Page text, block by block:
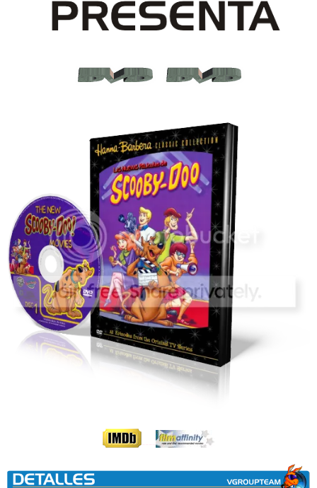
----